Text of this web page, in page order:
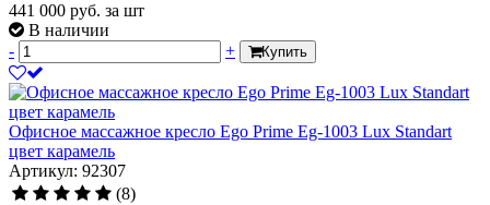
441 000 руб. за шт
В наличии
-
+ Купить
Офисное массажное кресло Ego Prime Eg-1003 Lux Standart
цвет карамель
Артикул: 92307
(8)